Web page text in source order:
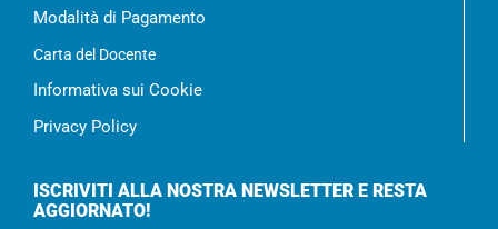
Modalità di Pagamento
Carta del Docente
Informativa sui Cookie
Privacy Policy
ISCRIVITI ALLA NOSTRA NEWSLETTER E RESTA
AGGIORNATO!